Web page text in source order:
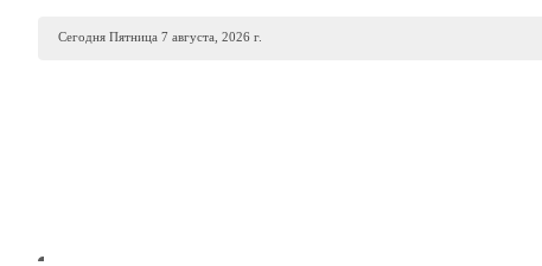
Сегодня Пятница 7 августа, 2026 г.